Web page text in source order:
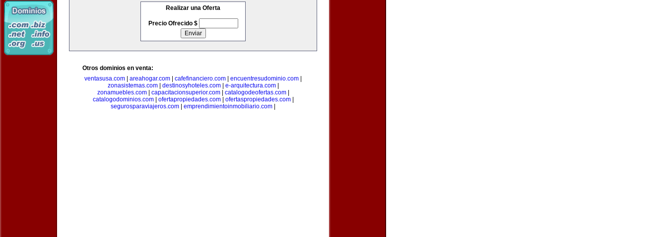
Realizar una Oferta
Precio Ofrecido $
Otros dominios en venta:
ventasusa.com
areahogar.com cafefinanciero.com encuentresudominio.com
zonasistemas.com| destinosyhoteles.com| e-arquitectura.com|
zonamuebles.com| capacitacionsuperior.com| catalogodeofertas.com|
catalogodominios.com| ofertapropiedades.com| ofertaspropiedades.com|
segurosparaviajeros.com
emprendimientoinmobiliario.com